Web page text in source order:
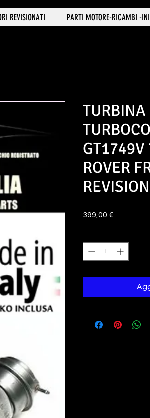
REVISIONATI PARTI MOTORE-RICAMBI -
TURBINA
ROVER
399,00 €